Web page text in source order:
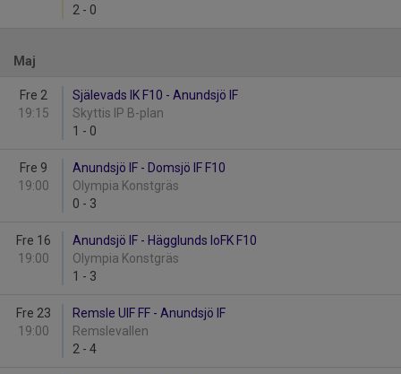
2 - 0
Maj
Fre 2
19:15
Själevads IK F10 - Anundsjö IF
Skyttis IP B-plan
1 - 0
Fre 9
19:00
Anundsjö IF - Domsjö IF F10
Olympia Konstgräs
0 - 3
Fre 16
19:00
Anundsjö IF - Hägglunds IoFK F10
Olympia Konstgräs
1 - 3
Fre 23
19:00
Remsle UIF FF - Anundsjö IF
Remslevallen
2 - 4